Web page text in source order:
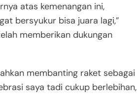
atas kemenangan ini,
bersyukur bisa juara lagi,”
memberikan dukungan
membanting raket sebagai
saya tadi cukup berlebihan,